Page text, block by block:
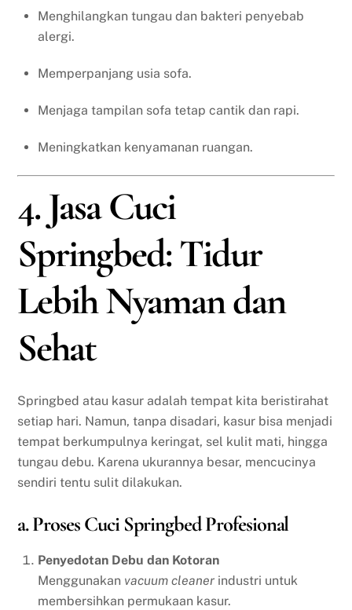
Menghilangkan tungau dan bakteri penyebab
alergi.
Memperpanjang usia sofa.
Menjaga tampilan sofa tetap cantik dan rapi.
Meningkatkan kenyamanan ruangan.
4. Jasa Cuci
Springbed: Tidur
Lebih Nyaman dan
Sehat
Springbed atau kasur adalah tempat kita beristirahat
setiap hari. Namun, tanpa disadari, kasur bisa menjadi
tempat berkumpulnya keringat, sel kulit mati, hingga
tungau debu. Karena ukurannya besar, mencucinya
sendiri tentu sulit dilakukan.
a. Proses Cuci Springbed Profesional
Penyedotan Debu dan Kotoran
Menggunakan vacuum cleaner industri untuk
membersihkan permukaan kasur.